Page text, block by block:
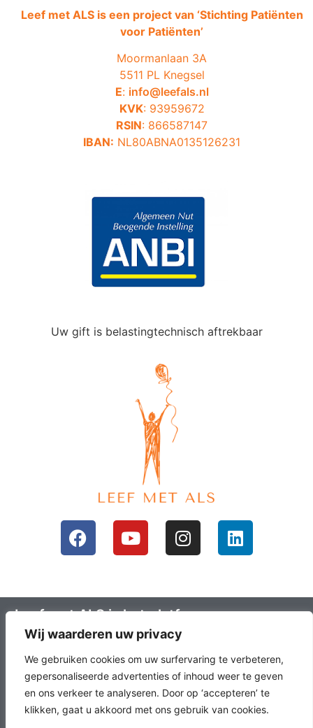
Wij waarderen uw privacy
We gebruiken cookies om uw surfervaring te verbeteren,
gepersonaliseerde advertenties of inhoud weer te geven
en ons verkeer te analyseren. Door op ‘accepteren’ te
klikken, gaat u akkoord met ons gebruik van cookies.
Leef met ALS is een project van ‘Stichting Patiënten
voor Patiënten’
Moormanlaan 3A
5511 PL Knegsel
E: info@leefals.nl
KVK: 93959672
RSIN: 866587147
IBAN: NL80ABNA0135126231
Uw gift is belastingtechnisch aftrekbaar
Leef met ALS is het platform voor mensen
met ALS en hun omgeving; ALS lotgenoten.
Leefals.nl heeft als doel om ALS lotgenoten
met elkaar in contact te brengen, het
laatste onderzoek en nieuws over ALS en
échte verhalen te delen.